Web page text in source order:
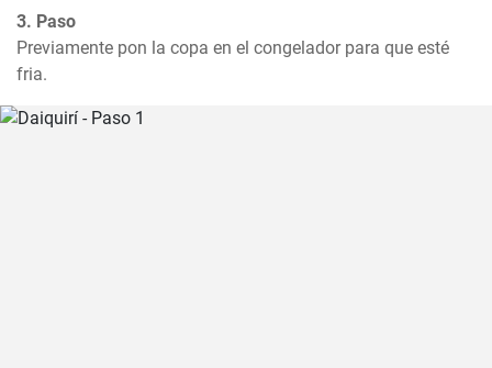
3. Paso
Previamente pon la copa en el congelador para que esté
fria.